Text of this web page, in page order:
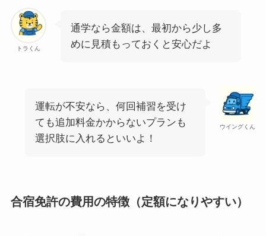
トラくん
通学なら金額は、最初から少し多
めに見積もっておくと安心だよ
ウイングくん
運転が不安なら、何回補習を受け
ても追加料金かからないプランも
選択肢に入れるといいよ！
合宿免許の費用の特徴（定額になりやすい）